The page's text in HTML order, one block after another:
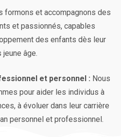
formons et accompagnons des
et passionnés, capables
des enfants dès leur
jeune âge.
et personnel : Nous
pour aider les individus à
à évoluer dans leur carrière
personnel et professionnel.